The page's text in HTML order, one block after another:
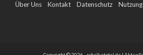
Über Uns Kontakt Datenschutz